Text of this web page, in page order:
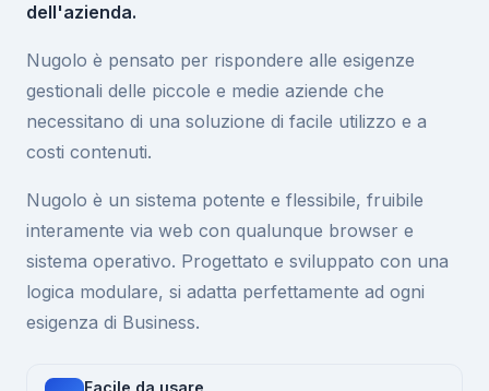
dell'azienda.
Nugolo è pensato per rispondere alle esigenze
gestionali delle piccole e medie aziende che
necessitano di una soluzione di facile utilizzo e a
costi contenuti.
Nugolo è un sistema potente e flessibile, fruibile
interamente via web con qualunque browser e
sistema operativo. Progettato e sviluppato con una
logica modulare, si adatta perfettamente ad ogni
esigenza di Business.